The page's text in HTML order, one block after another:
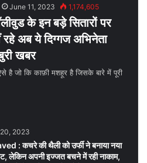
June 11, 2023 1,174,605
के इन बड़े सितारों पर
रहे अब ये दिग्गज अभिनेता
खबर
है जो कि काफ़ी मशहूर है जिसके बारे में पूरी
2023
: कचरे की थैली को उर्फी ने बनाया नया
लेकिन अपनी इज्जत बचने में रही नाकाम,